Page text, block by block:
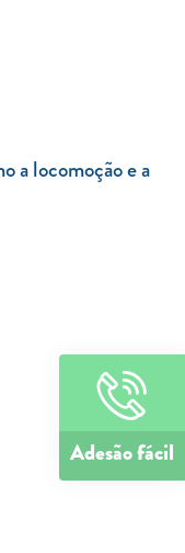
a locomoção e a
Adesão fácil